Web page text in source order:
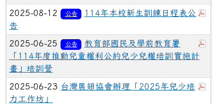
2025-08-12 公告
114年本校新生訓練日程表公
告
2025-06-25 公告
教育部國民及學前教育署
「114年度推動兒童權利公約兒少兒權培訓實施計
畫」培訓營
2025-06-23 台灣展翅協會辦理「2025年兒少培
力工作坊」